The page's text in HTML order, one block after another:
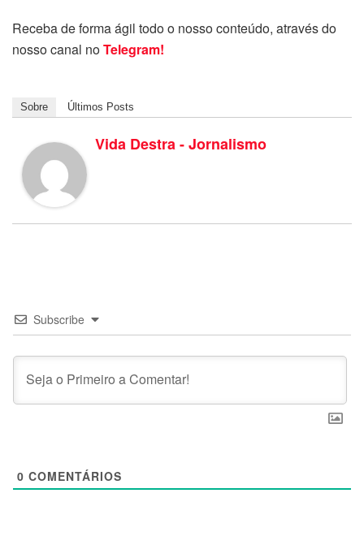
Receba de forma ágil todo o nosso conteúdo, através do
nosso canal noTelegram!
Sobre Últimos Posts
Vida Destra - Jornalismo
Subscribe
0 COMENTÁRIOS